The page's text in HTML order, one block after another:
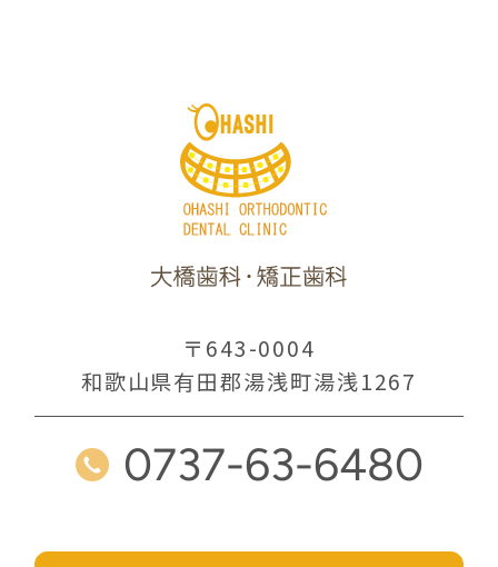
〒643-0004
和歌山県有田郡湯浅町湯浅1267
0737-63-6480